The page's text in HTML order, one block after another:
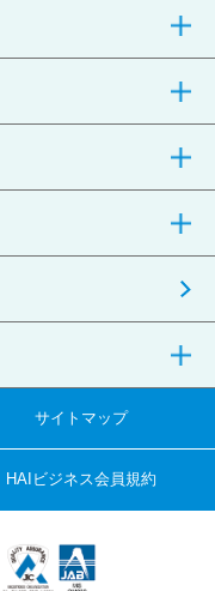
サイトマップ
HAIビジネス会員規約